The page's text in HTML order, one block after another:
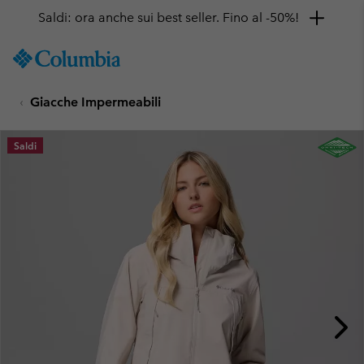
TO
SKIP
MAIN
NAV
Saldi: ora anche sui best seller. Fino al -50%!
Giacche Impermeabili
Saldi